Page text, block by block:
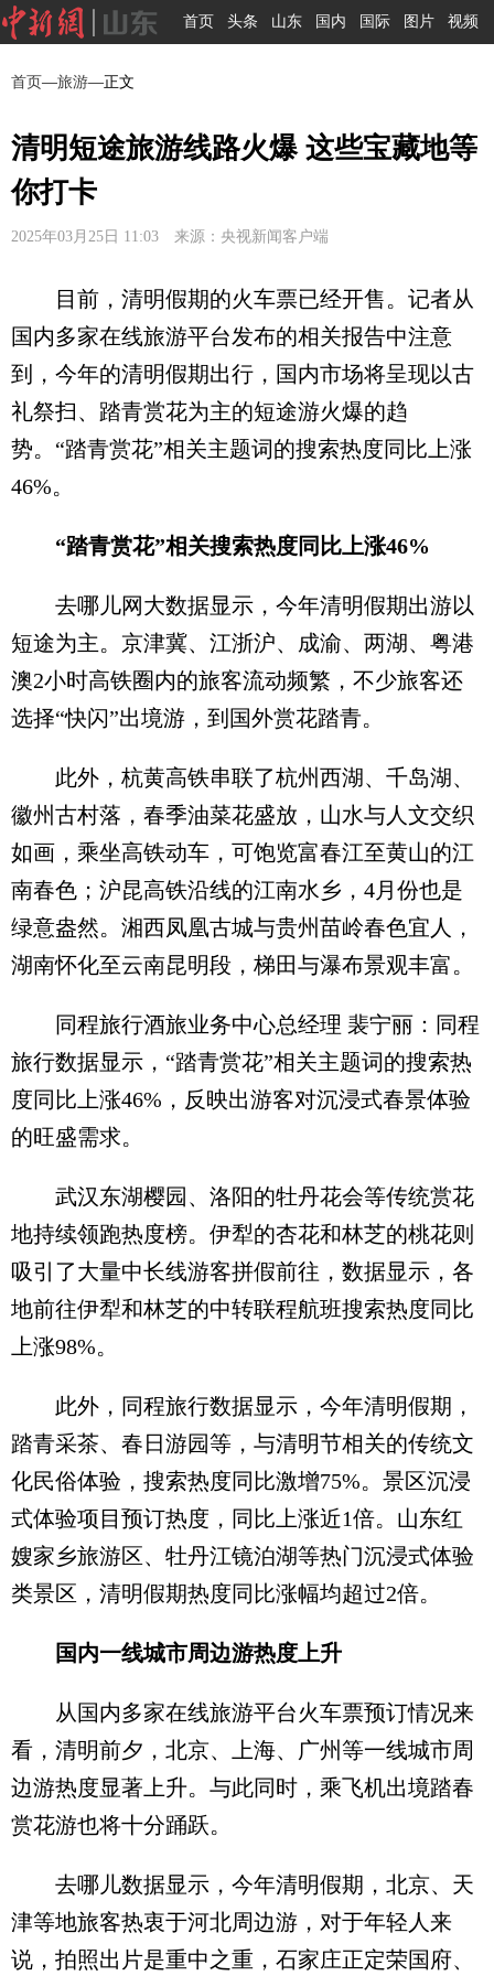
首页 头条 山东 国内 国际 图片 视频
首页—旅游—正文
清明短途旅游线路火爆 这些宝藏地等
你打卡
2025年03月25日 11:03 来源：央视新闻客户端
目前，清明假期的火车票已经开售。记者从
国内多家在线旅游平台发布的相关报告中注意
到，今年的清明假期出行，国内市场将呈现以古
礼祭扫、踏青赏花为主的短途游火爆的趋
势。“踏青赏花”相关主题词的搜索热度同比上涨
46%。
“踏青赏花”相关搜索热度同比上涨46%
去哪儿网大数据显示，今年清明假期出游以
短途为主。京津冀、江浙沪、成渝、两湖、粤港
澳2小时高铁圈内的旅客流动频繁，不少旅客还
选择“快闪”出境游，到国外赏花踏青。
此外，杭黄高铁串联了杭州西湖、千岛湖、
徽州古村落，春季油菜花盛放，山水与人文交织
如画，乘坐高铁动车，可饱览富春江至黄山的江
南春色；沪昆高铁沿线的江南水乡，4月份也是
绿意盎然。湘西凤凰古城与贵州苗岭春色宜人，
湖南怀化至云南昆明段，梯田与瀑布景观丰富。
同程旅行酒旅业务中心总经理 裴宁丽：同程
旅行数据显示，“踏青赏花”相关主题词的搜索热
度同比上涨46%，反映出游客对沉浸式春景体验
的旺盛需求。
武汉东湖樱园、洛阳的牡丹花会等传统赏花
地持续领跑热度榜。伊犁的杏花和林芝的桃花则
吸引了大量中长线游客拼假前往，数据显示，各
地前往伊犁和林芝的中转联程航班搜索热度同比
上涨98%。
此外，同程旅行数据显示，今年清明假期，
踏青采茶、春日游园等，与清明节相关的传统文
化民俗体验，搜索热度同比激增75%。景区沉浸
式体验项目预订热度，同比上涨近1倍。山东红
嫂家乡旅游区、牡丹江镜泊湖等热门沉浸式体验
类景区，清明假期热度同比涨幅均超过2倍。
国内一线城市周边游热度上升
从国内多家在线旅游平台火车票预订情况来
看，清明前夕，北京、上海、广州等一线城市周
边游热度显著上升。与此同时，乘飞机出境踏春
赏花游也将十分踊跃。
去哪儿数据显示，今年清明假期，北京、天
津等地旅客热衷于河北周边游，对于年轻人来
说，拍照出片是重中之重，石家庄正定荣国府、